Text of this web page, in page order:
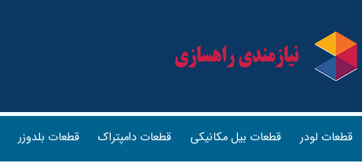
قطعات لودر قطعات بیل مکانیکی قطعات دامپتراک قطعات بلدوزر